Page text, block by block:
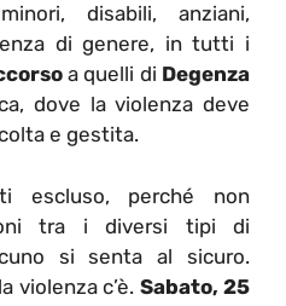
disabili, anziani,
di genere, in tutti i
a quelli di Degenza
dove la violenza deve
e gestita.
escluso, perché non
tra i diversi tipi di
si senta al sicuro.
violenza c’è. Sabato, 25